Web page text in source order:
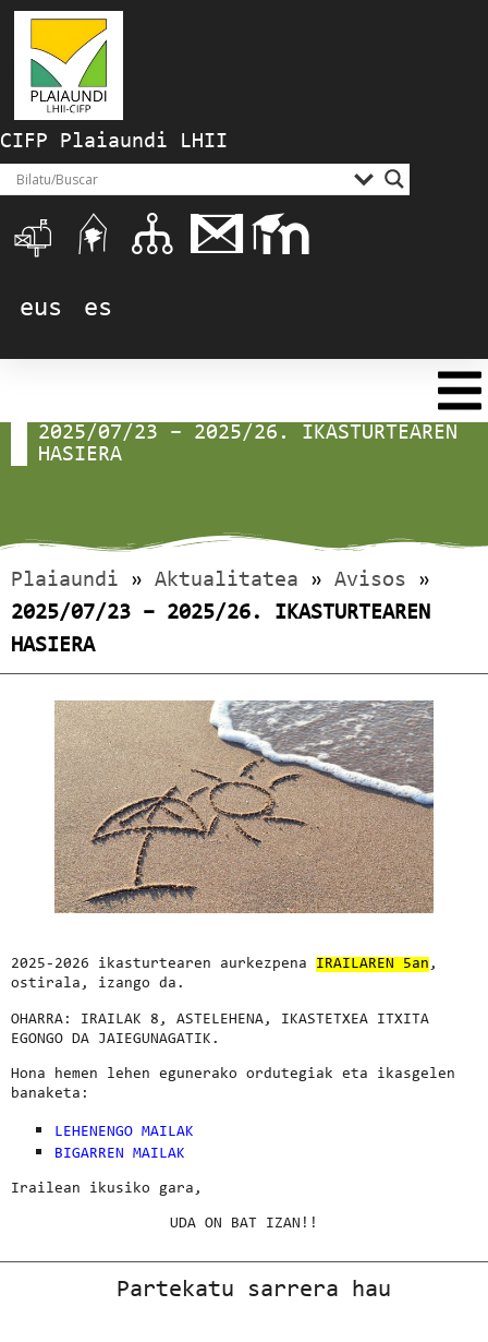
CIFP Plaiaundi LHII
eus es
2025/07/23 – 2025/26. IKASTURTEAREN
HASIERA
Plaiaundi » Aktualitatea » Avisos »
2025/07/23 – 2025/26. IKASTURTEAREN
HASIERA
2025-2026 ikasturtearen aurkezpena IRAILAREN 5an ,
ostirala, izango da.
OHARRA: IRAILAK 8, ASTELEHENA, IKASTETXEA ITXITA
EGONGO DA JAIEGUNAGATIK.
Hona hemen lehen egunerako ordutegiak eta ikasgelen
banaketa:
LEHENENGO MAILAK
BIGARREN MAILAK
Irailean ikusiko gara,
UDA ON BAT IZAN!!
Partekatu sarrera hau